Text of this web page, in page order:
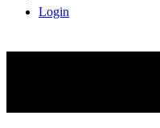
Login